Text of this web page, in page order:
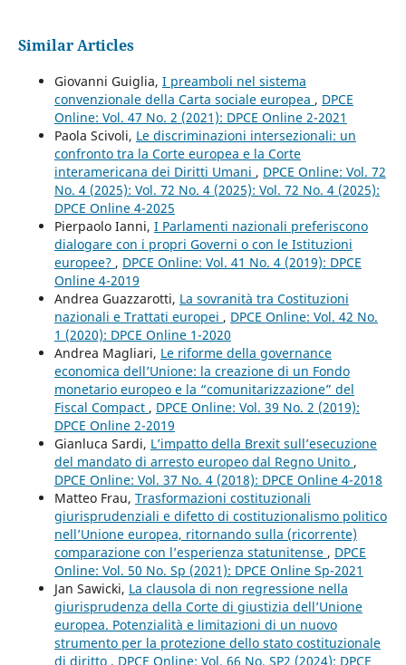
Similar Articles
Giovanni Guiglia, I preamboli nel sistema
convenzionale della Carta sociale europea , DPCE
Online: Vol. 47 No. 2 (2021): DPCE Online 2-2021
Paola Scivoli, Le discriminazioni intersezionali: un
confronto tra la Corte europea e la Corte
interamericana dei Diritti Umani , DPCE Online: Vol. 72
No. 4 (2025): Vol. 72 No. 4 (2025): Vol. 72 No. 4 (2025):
DPCE Online 4-2025
Pierpaolo Ianni, I Parlamenti nazionali preferiscono
dialogare con i propri Governi o con le Istituzioni
europee? , DPCE Online: Vol. 41 No. 4 (2019): DPCE
Online 4-2019
Andrea Guazzarotti, La sovranità tra Costituzioni
nazionali e Trattati europei , DPCE Online: Vol. 42 No.
1 (2020): DPCE Online 1-2020
Andrea Magliari, Le riforme della governance
economica dell’Unione: la creazione di un Fondo
monetario europeo e la “comunitarizzazione” del
Fiscal Compact , DPCE Online: Vol. 39 No. 2 (2019):
DPCE Online 2-2019
Gianluca Sardi, L’impatto della Brexit sull’esecuzione
del mandato di arresto europeo dal Regno Unito ,
DPCE Online: Vol. 37 No. 4 (2018): DPCE Online 4-2018
Matteo Frau, Trasformazioni costituzionali
giurisprudenziali e difetto di costituzionalismo politico
nell’Unione europea, ritornando sulla (ricorrente)
comparazione con l’esperienza statunitense , DPCE
Online: Vol. 50 No. Sp (2021): DPCE Online Sp-2021
Jan Sawicki, La clausola di non regressione nella
giurisprudenza della Corte di giustizia dell’Unione
europea. Potenzialità e limitazioni di un nuovo
strumento per la protezione dello stato costituzionale
di diritto , DPCE Online: Vol. 66 No. SP2 (2024): DPCE